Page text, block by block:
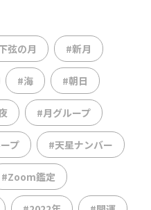
弦の月 #新月
#海 #朝日
#月グループ
プ #天星ナンバー
#Zoom鑑定